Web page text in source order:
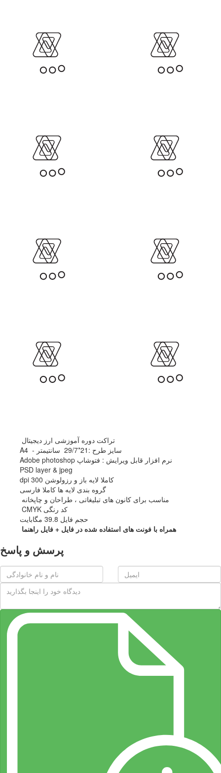
تراکت دوره آموزشی ارز دیجیتال
سایز طرح :21*29/7 سانتیمتر - A4
نرم افزار قابل ویرایش : فتوشاپ Adobe photoshop
PSD layer & jpeg
کاملا لایه باز و رزولوشن 300 dpi
گروه بندی لایه ها کاملا فارسی
مناسب برای کانون های تبلیغاتی ، طراحان و چاپخانه
کد رنگی CMYK
حجم فایل 39.8 مگابایت
همراه با فونت های استفاده شده در فایل + فایل راهنما
پرسش و پاسخ